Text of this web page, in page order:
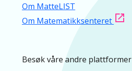
Om MatteLIST
Om Matematikksenteret
Besøk våre andre plattformer